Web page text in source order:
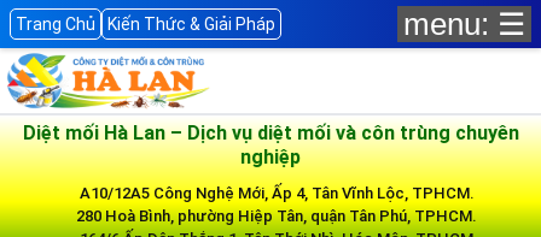
Trang Chủ Kiến Thức & Giải Pháp menu: ☰
Diệt mối Hà Lan – Dịch vụ diệt mối và côn trùng chuyên
nghiệp
A10/12A5 Công Nghệ Mới, Ấp 4, Tân Vĩnh Lộc, TPHCM.
280 Hoà Bình, phường Hiệp Tân, quận Tân Phú, TPHCM.